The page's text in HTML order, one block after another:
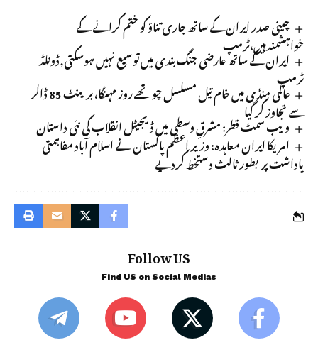
چینی صدر ایران کے ساتھ جاری تناؤ کو ختم کرانے کے
خواہشمندہیں،ٹرمپ
ایران کے ساتھ عارضی جنگ بندی میں توسیع نہیں ہوسکتی,ڈونلڈ
ٹرمپ
عالمی منڈی میں خام تیل مسلسل چوتھے روز مہنگا، برینٹ 85 ڈالر
سے تجاوز کر گیا
ویب سمٹ قطر: مشرقِ وسطی میں ڈیجیٹل انقلاب کی نئی داستان
امریکا ایران معاہدہ: وزیر اعظم پاکستان نے اسلام آباد مفاہمتی
یاداشت پر بطور ثالث دستخط کردیے
Follow US
Find US on Social Medias